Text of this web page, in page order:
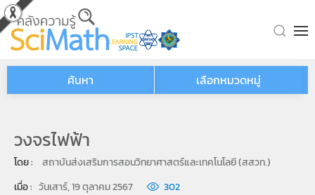
Skip to main content
ค้นหา เลือกหมวดหมู่
วงจรไฟฟ้า
โดย :
สถาบันส่งเสริมการสอนวิทยาศาสตร์และเทคโนโลยี (สสวท.)
เมื่อ : วันเสาร์, 19 ตุลาคม 2567 302